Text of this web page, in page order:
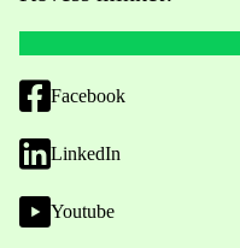
Facebook
LinkedIn
Youtube